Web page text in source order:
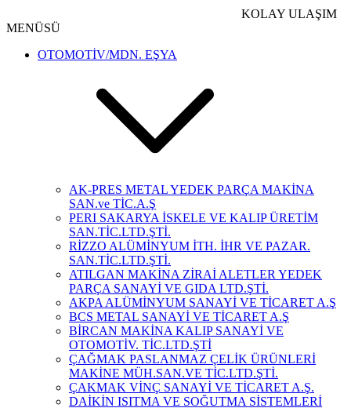
KOLAY ULAŞIM
MENÜSÜ
OTOMOTİV/MDN. EŞYA
AK-PRES METAL YEDEK PARÇA MAKİNA
SAN.ve TİC.A.Ş
PERI SAKARYA İSKELE VE KALIP ÜRETİM
SAN.TİC.LTD.ŞTİ.
RİZZO ALÜMİNYUM İTH. İHR VE PAZAR.
SAN.TİC.LTD.ŞTİ.
ATILGAN MAKİNA ZİRAİ ALETLER YEDEK
PARÇA SANAYİ VE GIDA LTD.ŞTİ.
AKPA ALÜMİNYUM SANAYİ VE TİCARET A.Ş
BCS METAL SANAYİ VE TİCARET A.Ş
BİRCAN MAKİNA KALIP SANAYİ VE
OTOMOTİV. TİC.LTD.ŞTİ
ÇAĞMAK PASLANMAZ ÇELİK ÜRÜNLERİ
MAKİNE MÜH.SAN.VE TİC.LTD.ŞTİ.
ÇAKMAK VİNÇ SANAYİ VE TİCARET A.Ş.
DAİKİN ISITMA VE SOĞUTMA SİSTEMLERİ